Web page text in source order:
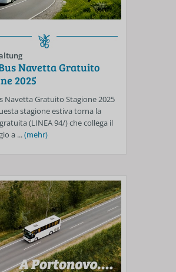
Navetta Gratuito
2025
Navetta Gratuito Stagione 2025
stagione estiva torna la
(LINEA 94/) che collega il
a ...(mehr)